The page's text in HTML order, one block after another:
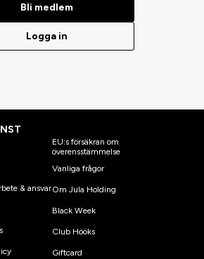
Bli medlem
Logga in
& ansvar
EU:s försäkran om
överensstämmelse
Vanliga frågor
Om Jula Holding
Black Week
Club Hööks
Giftcard